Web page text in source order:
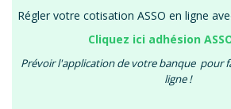
Régler votre cotisation ASSO en ligne
Cliquez ici adhésion
Prévoir l'application de votre banque pour
ligne !